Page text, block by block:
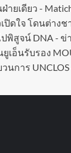
ยเดียว -
ปิดใจ โดนต่าง
พิสูจน์ DNA - ข่
เอ็นรับรอง
การ UNCLOS